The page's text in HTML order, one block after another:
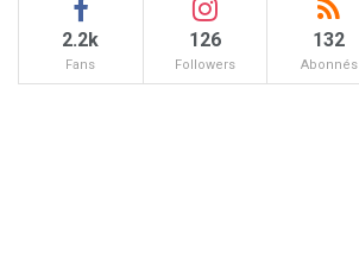
2.2k
Fans
126
Followers
132
Abonnés